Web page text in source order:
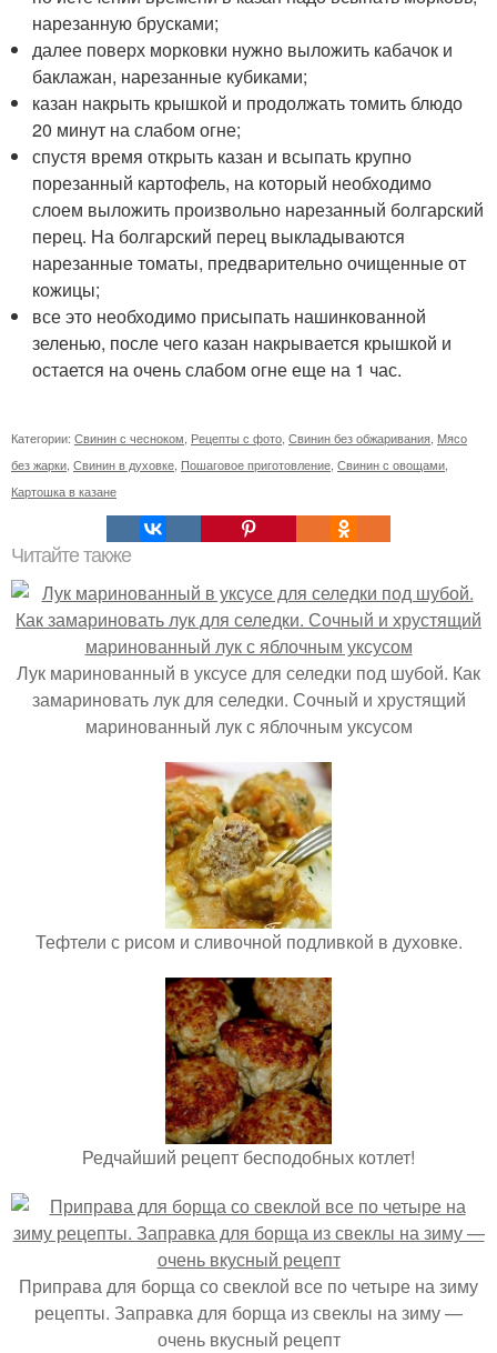
нарезанную брусками;
далее поверх морковки нужно выложить кабачок и
баклажан, нарезанные кубиками;
казан накрыть крышкой и продолжать томить блюдо
20 минут на слабом огне;
спустя время открыть казан и всыпать крупно
порезанный картофель, на который необходимо
слоем выложить произвольно нарезанный болгарский
перец. На болгарский перец выкладываются
нарезанные томаты, предварительно очищенные от
кожицы;
все это необходимо присыпать нашинкованной
зеленью, после чего казан накрывается крышкой и
остается на очень слабом огне еще на 1 час.
Категории: Свинин с чесноком Рецепты с фото Свинин без обжаривания Мясо
без жарки Свинин в духовке Пошаговое приготовление Свинин с овощами
Картошка в казане
Читайте также
Лук маринованный в уксусе для селедки под шубой. Как
замариновать лук для селедки. Сочный и хрустящий
маринованный лук с яблочным уксусом
Тефтели с рисом и сливочной подливкой в духовке.
Редчайший рецепт бесподобных котлет!
Приправа для борща со свеклой все по четыре на зиму
рецепты. Заправка для борща из свеклы на зиму —
очень вкусный рецепт